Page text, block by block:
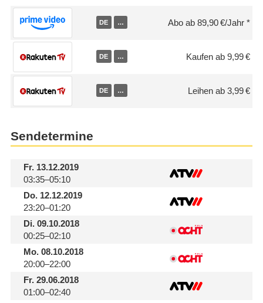
DE … Abo ab 89,90 €/Jahr
DE … Kaufen ab 9,99 €
DE … Leihen ab 3,99 €
Sendetermine
Fr.13.12.2019
03:35–05:10
Do.12.12.2019
23:20–01:20
Di.09.10.2018
00:25–02:10
Mo.08.10.2018
20:00–22:00
Fr.29.06.2018
01:00–02:40